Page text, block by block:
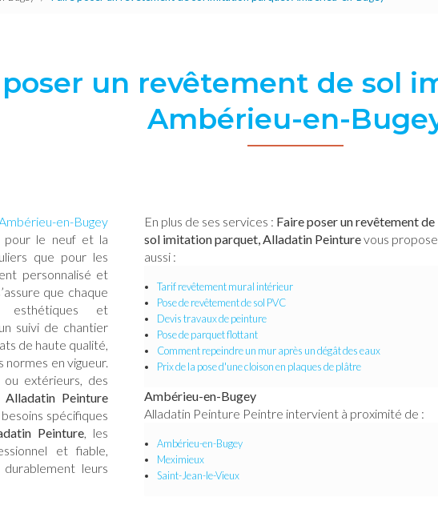
poser un revêtement de sol
Ambérieu-en-
en-Bugey
pour le neuf et la
que pour les
personnalisé et
que chaque
esthétiques et
suivi de chantier
de haute qualité,
en vigueur.
extérieurs, des
Alladatin Peinture
spécifiques
Peinture, les
et fiable,
leurs
En plus de ses services : Faire poser un revêtement de
sol imitation parquet, Alladatin Peinturevous propose
aussi :
Tarif revêtement mural intérieur
Pose de revêtement de sol PVC
Devis travaux de peinture
Pose de parquet flottant
Comment repeindre un mur après un dégât des eaux
Prix de la pose d'une cloison en plaques de plâtre
Ambérieu-en-Bugey
Alladatin Peinture Peintre intervient à proximité de :
Ambérieu-en-Bugey
Meximieux
Saint-Jean-le-Vieux